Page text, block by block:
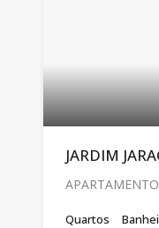
JARDIM
Quartos